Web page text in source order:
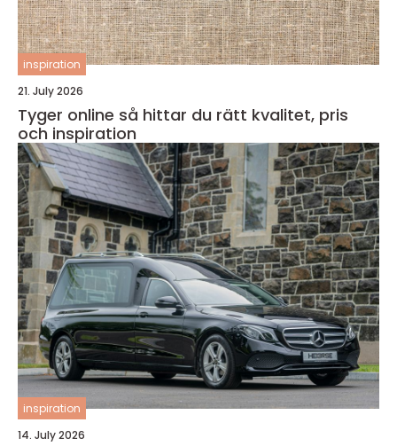
inspiration
21. July 2026
Tyger online så hittar du rätt kvalitet, pris
och inspiration
inspiration
14. July 2026